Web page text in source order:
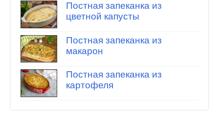
Постная запеканка из
цветной капусты
Постная запеканка из
макарон
Постная запеканка из
картофеля